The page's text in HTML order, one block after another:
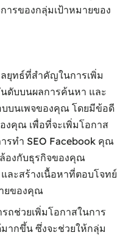
ารของกลุ่มเป้าหมายของ
ลยุทธ์ที่สำคัญในการเพิ่ม
ดับบนผลการค้นหา และ
บบนเพจของคุณ โดยมีข้อดี
งคุณ เพื่อที่จะเพิ่มโอกาส
รทำ SEO Facebook คุณ
องกับธุรกิจของคุณ
ละสร้างเนื้อหาที่ตอบโจทย์
ยของคุณ
ถช่วยเพิ่มโอกาสในการ
ากขึ้น ซึ่งจะช่วยให้กลุ่ม